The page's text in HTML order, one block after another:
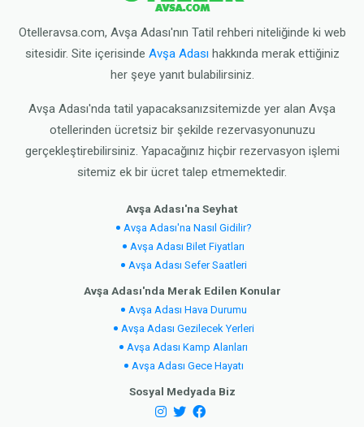
Otelleravsa.com, Avşa Adası'nın Tatil rehberi niteliğinde ki web
sitesidir. Site içerisinde Avşa Adasıhakkında merak ettiğiniz
her şeye yanıt bulabilirsiniz.
Avşa Adası'nda tatil yapacaksanızsitemizde yer alan Avşa
otellerinden ücretsiz bir şekilde rezervasyonunuzu
gerçekleştirebilirsiniz. Yapacağınız hiçbir rezervasyon işlemi
sitemiz ek bir ücret talep etmemektedir.
Avşa Adası'na Seyhat
Avşa Adası'na Nasıl Gidilir?
Avşa Adası Bilet Fiyatları
Avşa Adası Sefer Saatleri
Avşa Adası'nda Merak Edilen Konular
Avşa Adası Hava Durumu
Avşa Adası Gezilecek Yerleri
Avşa Adası Kamp Alanları
Avşa Adası Gece Hayatı
Sosyal Medyada Biz